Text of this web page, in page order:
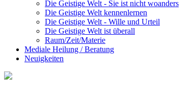
Die Geistige Welt - Sie ist nicht woanders
Die Geistige Welt kennenlernen
Die Geistige Welt - Wille und Urteil
Die Geistige Welt ist überall
Raum/Zeit/Materie
Mediale Heilung / Beratung
Neuigkeiten